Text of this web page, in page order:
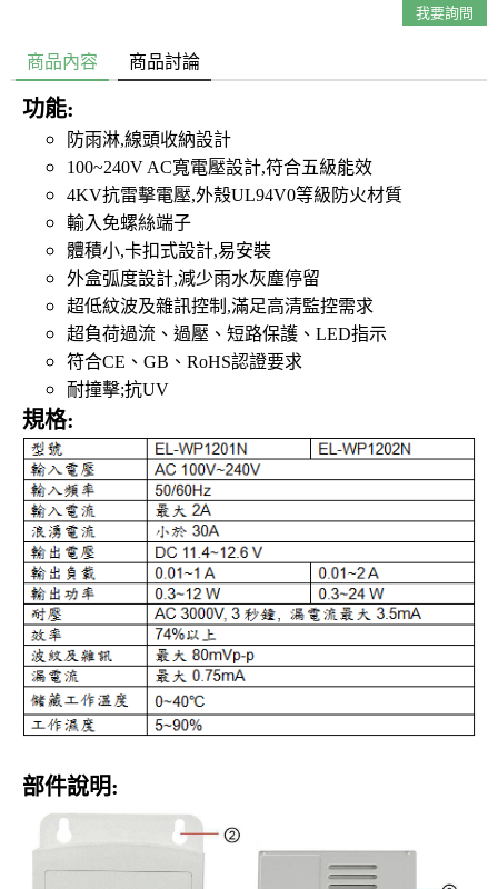
我要詢問
商品內容
商品討論
功能:
防雨淋,線頭收納設計
100~240V AC寬電壓設計,符合五級能效
4KV抗雷擊電壓,外殼UL94V0等級防火材質
輸入免螺絲端子
體積小,卡扣式設計,易安裝
外盒弧度設計,減少雨水灰塵停留
超低紋波及雜訊控制,滿足高清監控需求
超負荷過流、過壓、短路保護、LED指示
符合CE、GB、RoHS認證要求
耐撞擊;抗UV
規格:
部件說明: